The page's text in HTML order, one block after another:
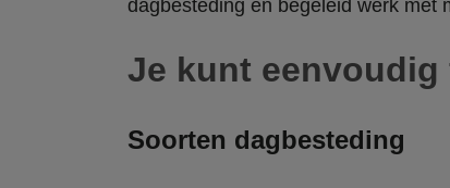
dagbesteding en begeleid werk met
Je kunt eenvoudig
Soorten dagbesteding